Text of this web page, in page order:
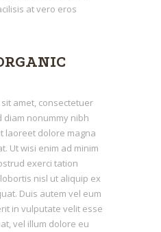
at vero eros
amet, consectetuer
diam nonummy nibh
laoreet dolore magna
Ut wisi enim ad minim
exerci tation
nisl ut aliquip ex
Duis autem vel eum
in vulputate velit esse
vel illum dolore eu